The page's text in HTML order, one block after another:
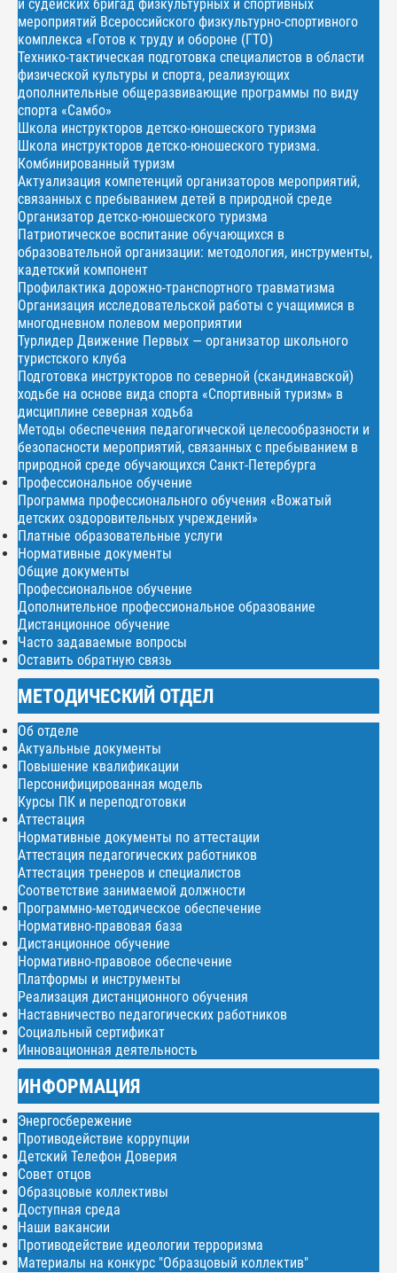
и судейских бригад физкультурных и спортивных
мероприятий Всероссийского физкультурно-спортивного
комплекса «Готов к труду и обороне (ГТО)
Технико-тактическая подготовка специалистов в области
физической культуры и спорта, реализующих
дополнительные общеразвивающие программы по виду
спорта «Самбо»
Школа инструкторов детско-юношеского туризма
Школа инструкторов детско-юношеского туризма.
Комбинированный туризм
Актуализация компетенций организаторов мероприятий,
связанных с пребыванием детей в природной среде
Организатор детско-юношеского туризма
Патриотическое воспитание обучающихся в
образовательной организации: методология, инструменты,
кадетский компонент
Профилактика дорожно-транспортного травматизма
Организация исследовательской работы с учащимися в
многодневном полевом мероприятии
Турлидер Движение Первых — организатор школьного
туристского клуба
Подготовка инструкторов по северной (скандинавской)
ходьбе на основе вида спорта «Спортивный туризм» в
дисциплине северная ходьба
Методы обеспечения педагогической целесообразности и
безопасности мероприятий, связанных с пребыванием в
природной среде обучающихся Санкт-Петербурга
Профессиональное обучение
Программа профессионального обучения «Вожатый
детских оздоровительных учреждений»
Платные образовательные услуги
Нормативные документы
Общие документы
Профессиональное обучение
Дополнительное профессиональное образование
Дистанционное обучение
Часто задаваемые вопросы
Оставить обратную связь
МЕТОДИЧЕСКИЙ ОТДЕЛ
Об отделе
Актуальные документы
Повышение квалификации
Персонифицированная модель
Курсы ПК и переподготовки
Аттестация
Нормативные документы по аттестации
Аттестация педагогических работников
Аттестация тренеров и специалистов
Соответствие занимаемой должности
Программно-методическое обеспечение
Нормативно-правовая база
Дистанционное обучение
Нормативно-правовое обеспечение
Платформы и инструменты
Реализация дистанционного обучения
Наставничество педагогических работников
Социальный сертификат
Инновационная деятельность
ИНФОРМАЦИЯ
Энергосбережение
Противодействие коррупции
Детский Телефон Доверия
Совет отцов
Образцовые коллективы
Доступная среда
Наши вакансии
Противодействие идеологии терроризма
Материалы на конкурс "Образцовый коллектив"